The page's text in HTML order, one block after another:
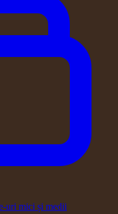
uri mici și medii